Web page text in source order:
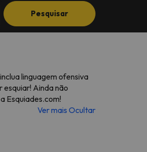
Pesquisar
linguagem ofensiva
esquiar! Ainda não
Esquiades.com!
Ver mais Ocultar